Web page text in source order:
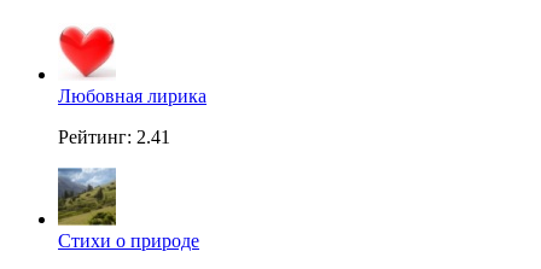
Любовная лирика
Рейтинг: 2.41
Стихи о природе